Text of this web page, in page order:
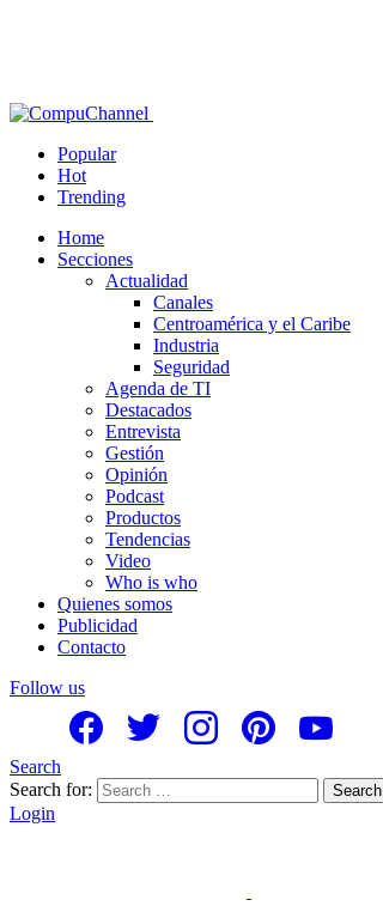
Popular
Hot
Trending
Home
Secciones
Actualidad
Canales
Centroamérica y el Caribe
Industria
Seguridad
Agenda de TI
Destacados
Entrevista
Gestión
Opinión
Podcast
Productos
Tendencias
Video
Who is who
Quienes somos
Publicidad
Contacto
Follow us
Search
Search for:
Search
Login